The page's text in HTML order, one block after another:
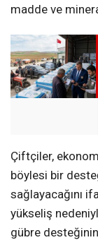
madde ve
Çiftçiler,
böylesi bir
sağlayacağını
yükseliş
gübre